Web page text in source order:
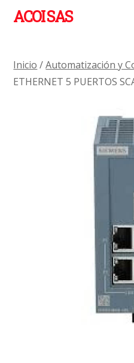
ACOI SAS
Inicio /Automatización y
ETHERNET 5 PUERTOS